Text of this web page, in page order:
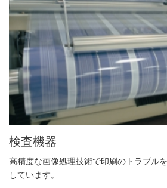
検査機器
高精度な画像処理技術で印刷のトラブル
しています。